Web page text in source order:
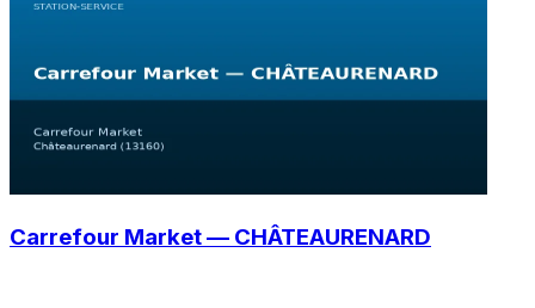
Carrefour Market — CHÂTEAURENARD